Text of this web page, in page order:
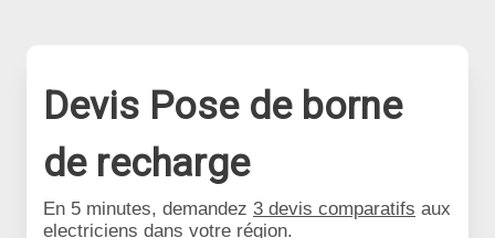
Devis Pose de borne
de recharge
En 5 minutes, demandez 3 devis comparatifs aux
electriciens dans votre région.